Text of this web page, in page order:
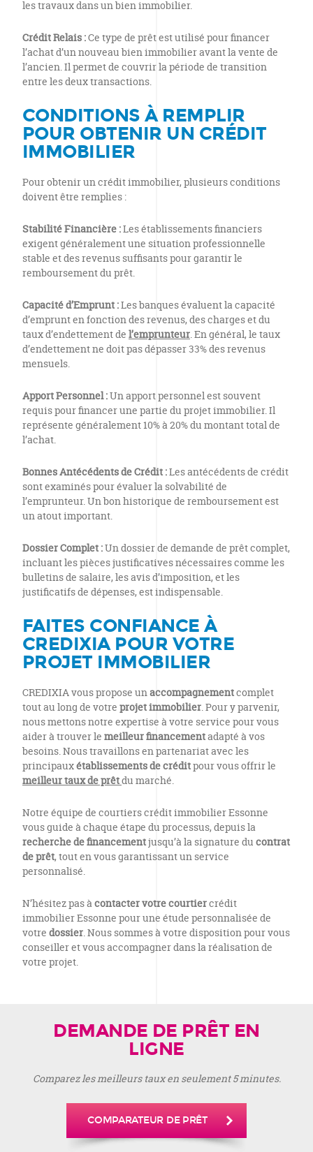
les travaux dans un bien immobilier.
Crédit Relais :Ce type de prêt est utilisé pour financer
l’achat d’un nouveau bien immobilier avant la vente de
l’ancien. Il permet de couvrir la période de transition
entre les deux transactions.
CONDITIONS À REMPLIR
POUR OBTENIR UN CRÉDIT
IMMOBILIER
Pour obtenir un crédit immobilier, plusieurs conditions
doivent être remplies :
Stabilité Financière :Les établissements financiers
exigent généralement une situation professionnelle
stable et des revenus suffisants pour garantir le
remboursement du prêt.
Capacité d’Emprunt :Les banques évaluent la capacité
d’emprunt en fonction des revenus, des charges et du
taux d’endettement de l’emprunteur. En général, le taux
d’endettement ne doit pas dépasser 33% des revenus
mensuels.
Apport Personnel :Un apport personnel est souvent
requis pour financer une partie du projet immobilier. Il
représente généralement 10% à 20% du montant total de
l’achat.
Bonnes Antécédents de Crédit :Les antécédents de crédit
sont examinés pour évaluer la solvabilité de
l’emprunteur. Un bon historique de remboursement est
un atout important.
Dossier Complet :Un dossier de demande de prêt complet,
incluant les pièces justificatives nécessaires comme les
bulletins de salaire, les avis d’imposition, et les
justificatifs de dépenses, est indispensable.
FAITES CONFIANCE À
CREDIXIA POUR VOTRE
PROJET IMMOBILIER
CREDIXIA vous propose unaccompagnementcomplet
tout au long de votre projet immobilier. Pour y parvenir,
nous mettons notre expertise à votre service pour vous
aider à trouver le meilleur financementadapté à vos
besoins. Nous travaillons en partenariat avec les
principauxétablissements de créditpour vous offrir le
meilleur taux de prêtdu marché.
Notre équipe de courtiers crédit immobilier Essonne
vous guide à chaque étape du processus, depuis la
recherche de financementjusqu’à la signature du contrat
de prêt, tout en vous garantissant un service
personnalisé.
N’hésitez pas àcontacter votre courtiercrédit
immobilier Essonne pour une étude personnalisée de
votre dossier. Nous sommes à votre disposition pour vous
conseiller et vous accompagner dans la réalisation de
votre projet.
DEMANDE DE PRÊT EN
LIGNE
Comparez les meilleurs taux en seulement 5 minutes.
COMPARATEUR DE PRÊT